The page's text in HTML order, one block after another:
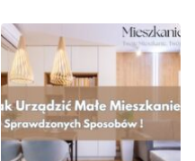
Galerii XX1